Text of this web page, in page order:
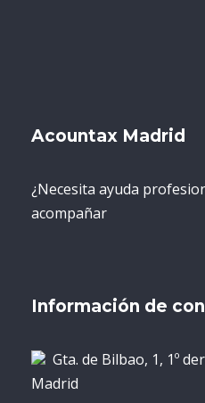
Acountax Madrid
¿Necesita ayuda
acompañar
Información de
Gta. de Bilbao, 1, 1º
Madrid